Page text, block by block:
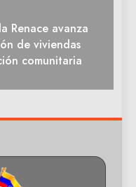
Renace avanza
de viviendas
comunitaria